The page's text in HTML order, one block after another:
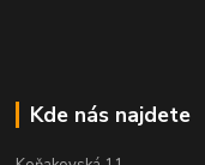
Kde nás najdete